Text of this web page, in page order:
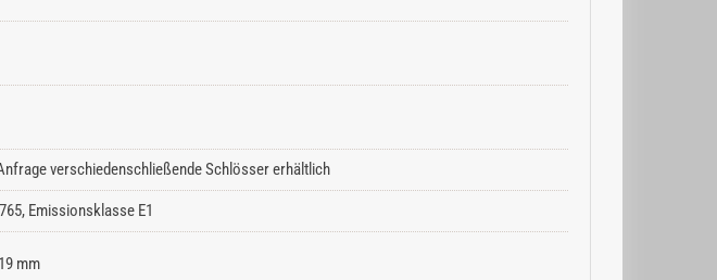
verschiedenschließende Schlösser erhältlich
Emissionsklasse E1
mm